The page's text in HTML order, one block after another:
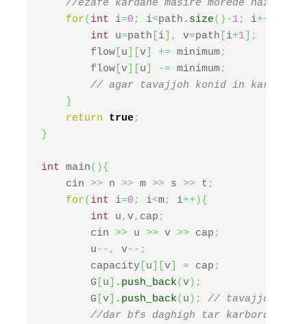
//ezafe kardane masire morede nazar
for( int i=0 ; i<path. size( ) -1; i++
int u=path i , v=path i+1
;
        flow
u v += minimum;
        flow
v u -= minimum;
// agar tavajjoh konid in kar
}
return
true;
}
int main( ){
    cin
>> n >> m >> s >> t ;
for( int i=0 ; i<m; i++ ){
int u, v, cap ;
        cin
>> u >> v >> cap ;
        u
--, v--;
        capacity
u v = cap ;
        G
u . push_back(v) ;
        G
v . push_back( u ) ;
// tavajjoh
//dar bfs daghigh tar karborde in